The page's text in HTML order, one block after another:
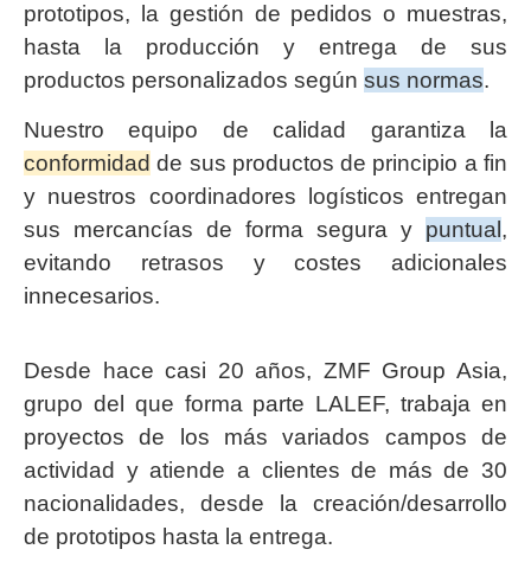
prototipos, la gestión de pedidos o muestras,
hasta la producción y entrega de sus
productos personalizados según sus normas.
Nuestro equipo de calidad garantiza la
conformidad de sus productos de principio a fin
y nuestros coordinadores logísticos entregan
sus mercancías de forma segura y puntual ,
evitando retrasos y costes adicionales
innecesarios.
Desde hace casi 20 años, ZMF Group Asia,
grupo del que forma parte LALEF, trabaja en
proyectos de los más variados campos de
actividad y atiende a clientes de más de 30
nacionalidades, desde la creación/desarrollo
de prototipos hasta la entrega.